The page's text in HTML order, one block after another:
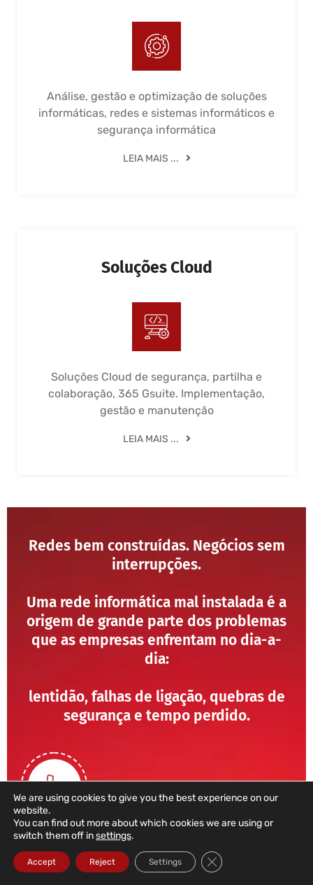
Análise, gestão e optimização de soluções
informáticas, redes e sistemas informáticos e
segurança informática
LEIA MAIS ...
Soluções Cloud
Soluções Cloud de segurança, partilha e
colaboração, 365 Gsuite. Implementação,
gestão e manutenção
LEIA MAIS ...
Redes bem construídas. Negócios sem
interrupções.
Uma rede informática mal instalada é a
origem de grande parte dos problemas
que as empresas enfrentam no dia-a-
dia:
lentidão, falhas de ligação, quebras de
segurança e tempo perdido.
211 459 950
We are using cookies to give you the best experience on our
website.
You can find out more about which cookies we are using or
switch them off insettings.
Accept Reject Settings Close GDPR Cookie